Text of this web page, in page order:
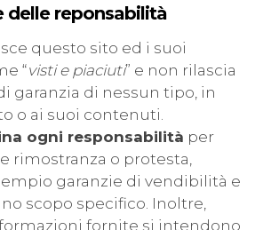
delle reponsabilità
questo sito ed i suoi
“visti e piaciuti” e non rilascia
garanzia di nessun tipo, in
o ai suoi contenuti.
ogni responsabilità per
rimostranza o protesta,
garanzie di vendibilità e
scopo specifico. Inoltre,
fornite si intendono